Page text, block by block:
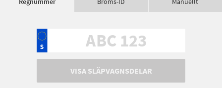
VISA SLÄPVAGNSDELAR